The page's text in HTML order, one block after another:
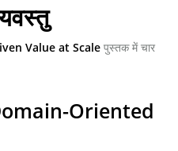
Value at Scale पुस्तक में चार
Oriented